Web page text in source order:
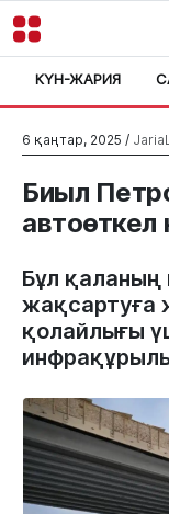
КҮН-ЖАРИЯ
6 қаңтар, 2025 /
Биыл
автоөткел
Бұл қаланың
жақсартуға
қолайлығы